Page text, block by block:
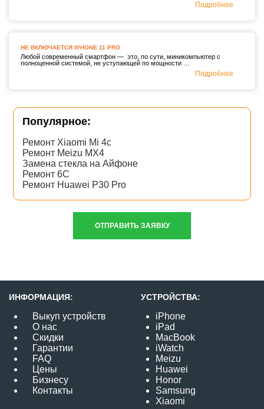
Подробнее
НЕ ВКЛЮЧАЕТСЯ IPHONE 11 PRO
Любой современный смартфон — это, по сути, миникомпьютер с
полноценной системой, не уступающей по мощности …
Подробнее
Популярное:
Ремонт Xiaomi Mi 4c
Ремонт Meizu MX4
Замена стекла на Айфоне
Ремонт 6C
Ремонт Huawei P30 Pro
ОТПРАВИТЬ ЗАЯВКУ
ИНФОРМАЦИЯ:
Выкуп устройств
О нас
Скидки
Гарантии
FAQ
Цены
Бизнесу
Контакты
УСТРОЙСТВА:
iPhone
iPad
MacBook
iWatch
Meizu
Huawei
Honor
Samsung
Xiaomi